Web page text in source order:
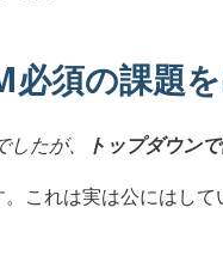
須の課題
たが、 トップダウン
これは実は公にはし